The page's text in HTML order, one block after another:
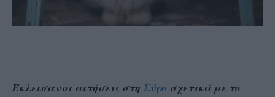
Έκλεισαν οι αιτήσεις στη Σύρο σχετικά με το